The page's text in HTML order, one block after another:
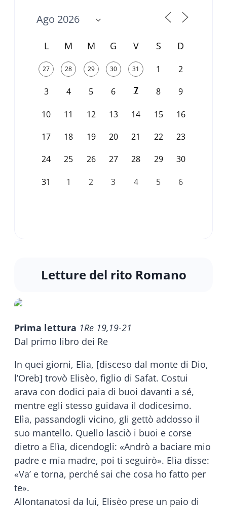
L M M G V S D
27 28 29 30 31 1 2
3 4 5 6 7 8 9
10 11 12 13 14 15 16
17 18 19 20 21 22 23
24 25 26 27 28 29 30
31 1 2 3 4 5 6
Letture del rito Romano
Prima lettura 1Re 19,19-21
Dal primo libro dei Re
In quei giorni, Elìa, [disceso dal monte di Dio,
l’Oreb] trovò Elisèo, figlio di Safat. Costui
arava con dodici paia di buoi davanti a sé,
mentre egli stesso guidava il dodicesimo.
Elìa, passandogli vicino, gli gettò addosso il
suo mantello. Quello lasciò i buoi e corse
dietro a Elìa, dicendogli: «Andrò a baciare mio
padre e mia madre, poi ti seguirò». Elìa disse:
«Va’ e torna, perché sai che cosa ho fatto per
te».
Allontanatosi da lui, Elisèo prese un paio di